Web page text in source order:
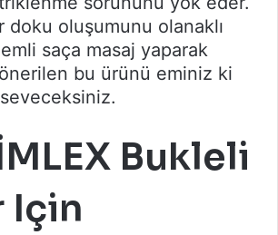
doku oluşumunu olanaklı
saça masaj yaparak
bu ürünü eminiz ki
Bukleli
Için